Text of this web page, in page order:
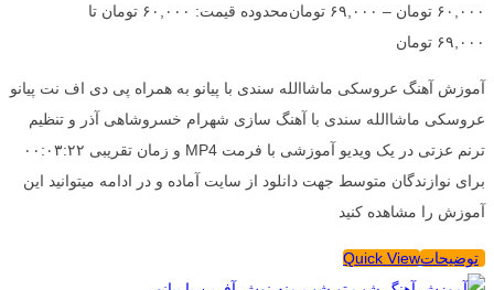
۶۰,۰۰۰ تومان – ۶۹,۰۰۰ تومان
محدوده قیمت: ۶۰,۰۰۰ تومان تا
۶۹,۰۰۰ تومان
آموزش آهنگ عروسکی ماشاالله سندی با پیانو به همراه پی دی اف نت پیانو
عروسکی ماشاالله سندی با آهنگ سازی شهرام خسروشاهی آذر و تنظیم
ترنم عزتی در یک ویدیو آموزشی با فرمت MP4 و زمان تقریبی ۰۰:۰۳:۲۲
برای نوازندگان متوسط جهت دانلود از سایت آماده و در ادامه میتوانید این
آموزش را مشاهده کنید
توضیحاتQuick View